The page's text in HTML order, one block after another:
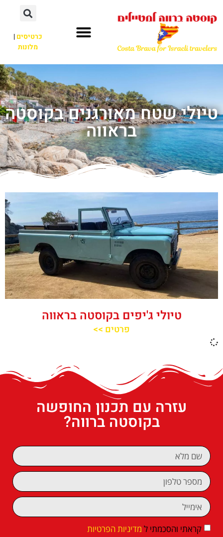
כרטיסים|
מלונות
טיולי שטח מאורגנים בקוסטה
בראווה
טיולי ג'יפים בקוסטה בראווה
פרטים >>
עזרה עם תכנון החופשה
בקוסטה ברווה?
קראתי והסכמתי ל מדיניות הפרטיות